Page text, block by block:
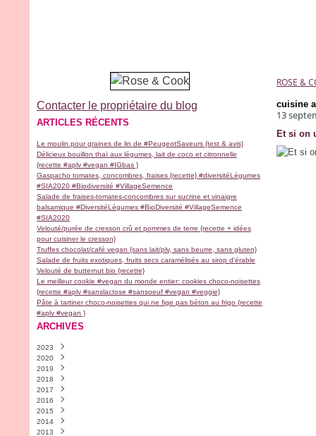
Contacter le propriétaire du blog
ARTICLES RÉCENTS
Le moulin pour graines de lin de #PeugeotSaveurs {test & avis}
Délicieux bouillon thaï aux légumes, lait de coco et citronnelle
{recette #aplv #vegan #IGbas }
Gaspacho tomates, concombres, fraises {recette} #diversitéLégumes
#SIA2020 #Biodiversité #VillageSemence
Salade de fraises-tomates-concombres sur sucrine et vinaigre
balsamique #DiversitéLégumes #BioDiversité #VillageSemence
#SIA2020
Velouté/purée de cresson crû et pommes de terre {recette + idées
pour cuisiner le cresson}
Truffes chocolat/café vegan {sans lait/plv, sans beurre, sans gluten}
Salade de fruits exotiques, fruits secs caramélisés au sirop d'érable
Velouté de butternut bio {recette}
Le meilleur cookie #vegan du monde entier: cookies choco-noisettes
{recette #aplv #sanslactose #sansoeuf #vegan #veggie}
Pâte à tartiner choco-noisettes qui ne fige pas béton au frigo {recette
#aplv #vegan }
ARCHIVES
2023
Novembre
2020
Avril
Février
Janvier
2019
Décembre
Novembre
Septembre
Août
Juillet
Mai(1)
2018
Décembre
Septembre
Juillet
Juin
Mars
2017
Décembre
Novembre
Octobre
Septembre
2016
Décembre
Novembre
Octobre
2015
Décembre
Novembre
2014
Décembre
2013
ROSE &
cuisine
13
Et si on